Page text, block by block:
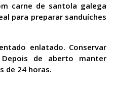
carne de santola galega
para preparar sanduíches
enlatado. Conservar
de aberto manter
de 24 horas.